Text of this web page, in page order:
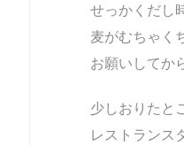
せっかくだし
麦がむちゃく
お願いしてか
少しおりたと
レストランス